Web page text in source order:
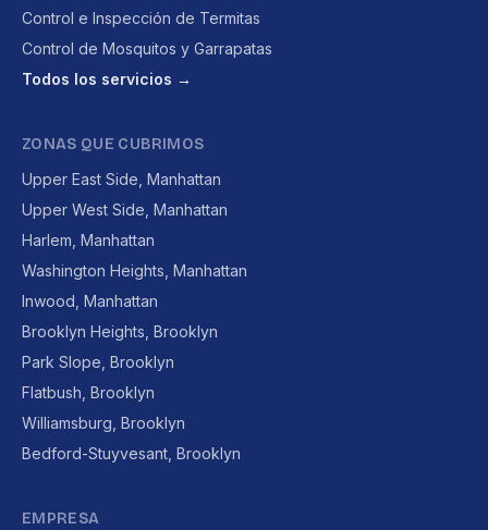
Control e Inspección de Termitas
Control de Mosquitos y Garrapatas
Todos los servicios →
ZONAS QUE CUBRIMOS
Upper East Side, Manhattan
Upper West Side, Manhattan
Harlem, Manhattan
Washington Heights, Manhattan
Inwood, Manhattan
Brooklyn Heights, Brooklyn
Park Slope, Brooklyn
Flatbush, Brooklyn
Williamsburg, Brooklyn
Bedford-Stuyvesant, Brooklyn
EMPRESA